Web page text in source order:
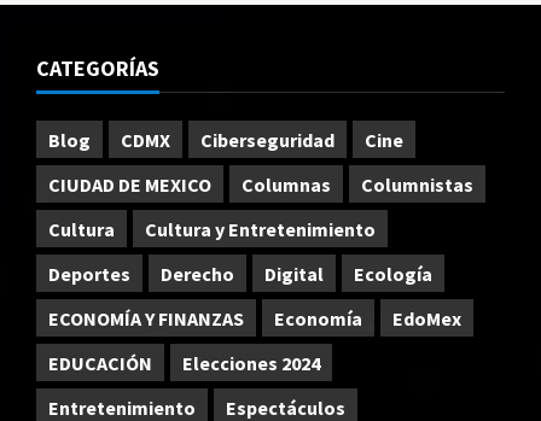
CATEGORÍAS
Blog CDMX Ciberseguridad
Cine
CIUDAD DE MEXICO
Columnas
Columnistas
Cultura
Cultura y Entretenimiento
Deportes
Derecho Digital
Ecología
ECONOMÍA Y FINANZAS
Economía
EdoMex
EDUCACIÓN
Elecciones 2024
Entretenimiento
Espectáculos